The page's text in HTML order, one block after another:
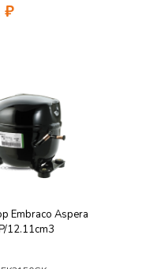
₽
Embraco Aspera
12.11cm3